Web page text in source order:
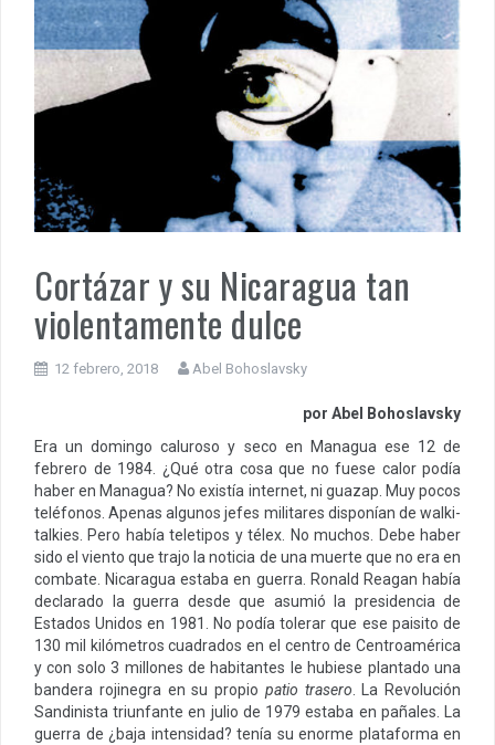
Cortázar y su Nicaragua tan
violentamente dulce
12 febrero, 2018 Abel Bohoslavsky
por Abel Bohoslavsky
Era un domingo caluroso y seco en Managua ese 12 de
febrero de 1984. ¿Qué otra cosa que no fuese calor podía
haber en Managua? No existía internet, ni guazap. Muy pocos
teléfonos. Apenas algunos jefes militares disponían de walki-
talkies. Pero había teletipos y télex. No muchos. Debe haber
sido el viento que trajo la noticia de una muerte que no era en
combate. Nicaragua estaba en guerra. Ronald Reagan había
declarado la guerra desde que asumió la presidencia de
Estados Unidos en 1981. No podía tolerar que ese paisito de
130 mil kilómetros cuadrados en el centro de Centroamérica
y con solo 3 millones de habitantes le hubiese plantado una
bandera rojinegra en su propio patio trasero . La Revolución
Sandinista triunfante en julio de 1979 estaba en pañales. La
guerra de ¿baja intensidad? tenía su enorme plataforma en